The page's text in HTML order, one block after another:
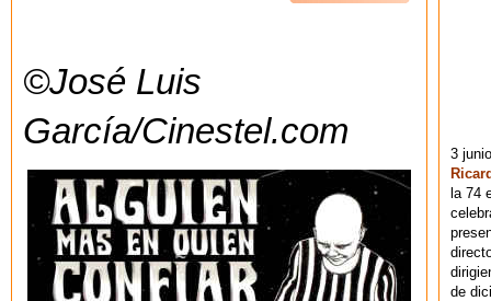
©José Luis
García/Cinestel.com
3
la 74
de